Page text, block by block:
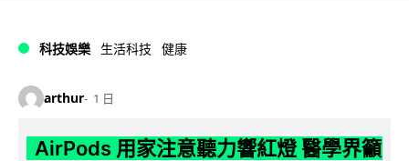
科技娛樂 生活科技 健康
arthur 1 日
AirPods 用家注意聽力響紅燈 醫學界籲